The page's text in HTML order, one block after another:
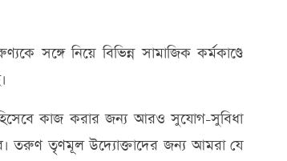
সঙ্গে নিয়ে বিভিন্ন সামাজিক কর্মকাণ্ডে
কাজ করার জন্য আরও সুযোগ-সুবিধা
তরুণ তৃণমূল উদ্যোক্তাদের জন্য আমরা যে